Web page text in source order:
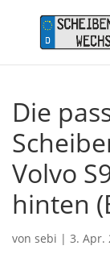
Die
Volvo
hinten
von sebi | 3. Apr.